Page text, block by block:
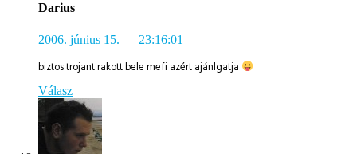
Darius
2006. június 15. — 23:16:01
biztos trojant rakott bele mefi azért ajánlgatja
Válasz